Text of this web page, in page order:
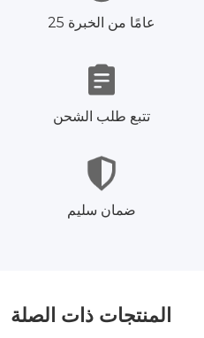
25 عامًا من الخبرة
تتبع طلب الشحن
ضمان سليم
المنتجات ذات الصلة